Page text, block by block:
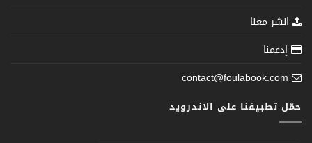
انشر معنا
إدعمنا
contact@foulabook.com
حمّل تطبيقنا على الاندرويد